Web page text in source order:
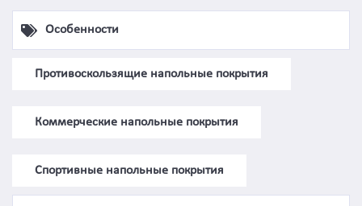
Особенности
Противоскользящие напольные покрытия
Коммерческие напольные покрытия
Спортивные напольные покрытия